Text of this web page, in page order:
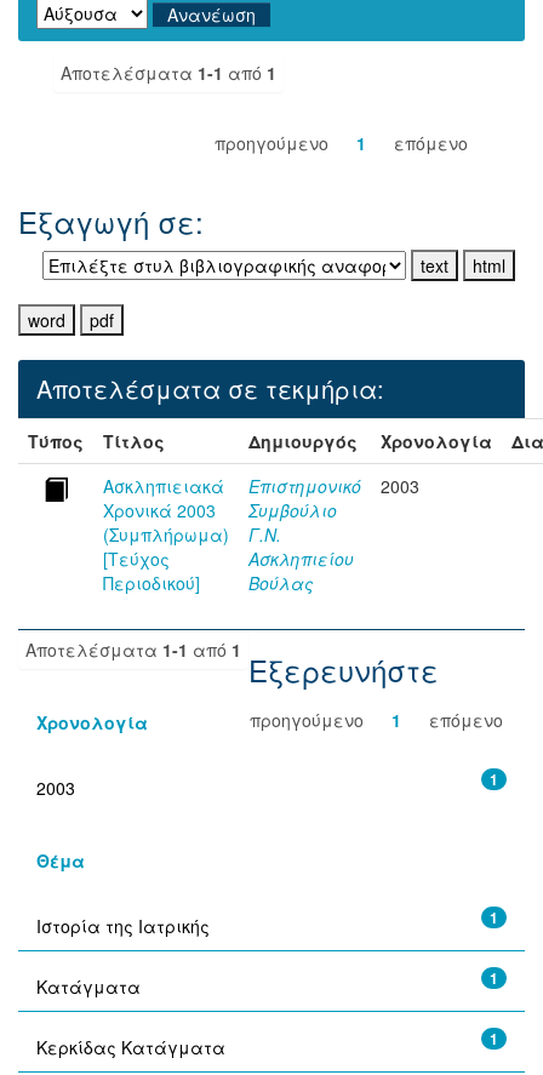
Αποτελέσματα 1-1 από 1
προηγούμενο 1 επόμενο
Εξαγωγή σε:
Αποτελέσματα σε τεκμήρια:
Τύπος Τίτλος Δημιουργός Χρονολογία
Ασκληπιειακά
Χρονικά 2003
(Συμπλήρωμα)
[Τεύχος
Περιοδικού]
Επιστημονικό
Συμβούλιο
Γ.Ν.
Ασκληπιείου
Βούλας
2003
Αποτελέσματα 1-1 από 1
προηγούμενο 1 επόμενο
Εξερευνήστε
Χρονολογία
1
2003
Θέμα
1
Ιστορία της Ιατρικής
1
Κατάγματα
1
Κερκίδας Κατάγματα